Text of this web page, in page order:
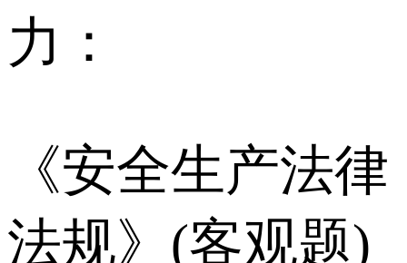
力：
《安全生产法律
法规》(客观题)